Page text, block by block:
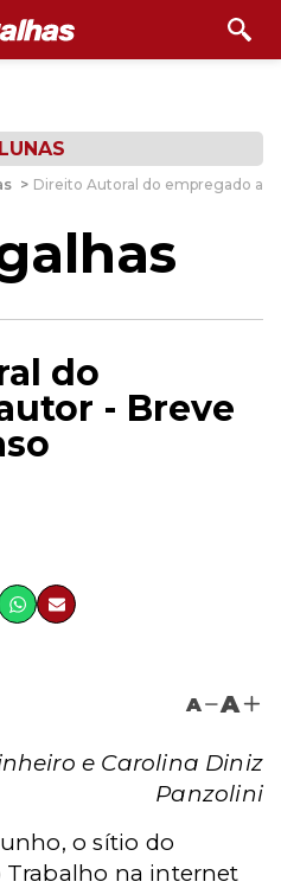
> Direito Autoral do empregado
do
- Breve
A A
e Carolina Diniz
Panzolini
o sítio do
na internet